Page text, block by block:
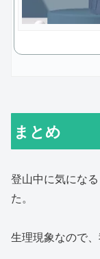
まとめ
登山中に気にな
た。
生理現象なので、